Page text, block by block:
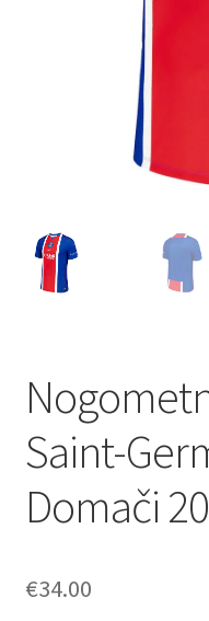
Saint-
Domači
€34.00